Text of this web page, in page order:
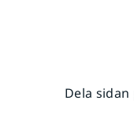
Dela sidan